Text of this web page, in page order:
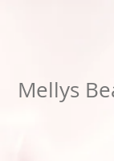
Mellys